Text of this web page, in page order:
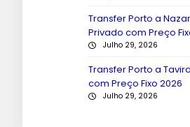
Transfer Porto a
Privado com Preço
Julho 29, 2026
Transfer Porto a
com Preço Fixo 2026
Julho 29, 2026